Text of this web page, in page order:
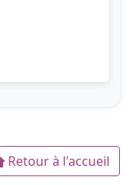
Retour à l'accueil